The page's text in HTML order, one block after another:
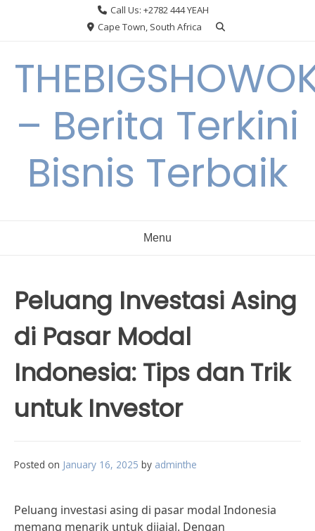
Call Us: +2782 444 YEAH
Cape Town, South Africa
– Berita Terkini
Bisnis Terbaik
Menu
Peluang Investasi Asing
di Pasar Modal
Indonesia: Tips dan Trik
untuk Investor
Posted on January 16, 2025 by adminthe
Peluang investasi asing di pasar modal Indonesia
memang menarik untuk dijajal. Dengan